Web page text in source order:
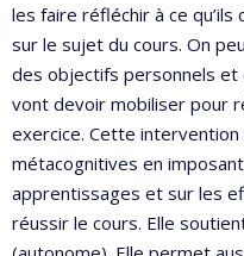
les faire réfléchir à ce qu’ils
sur le sujet du cours. On
des objectifs personnels et
vont devoir mobiliser pour
exercice. Cette
métacognitives en
apprentissages et sur les
réussir le cours. Elle